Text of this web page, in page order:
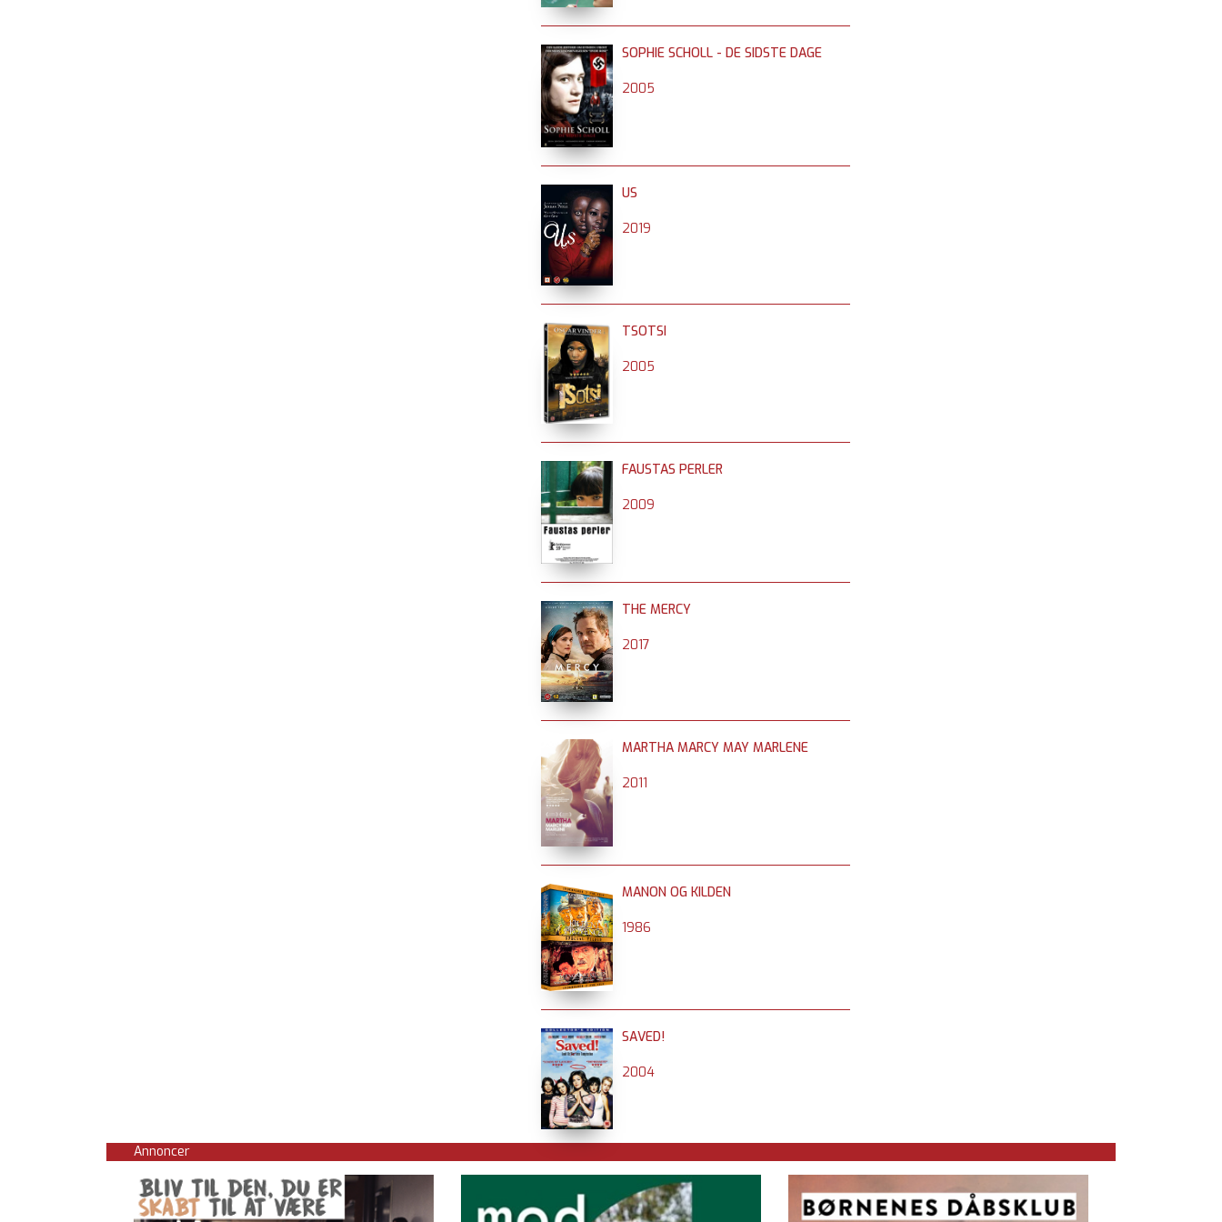
SOPHIE SCHOLL - DE SIDSTE DAGE
2005
US
2019
TSOTSI
2005
FAUSTAS PERLER
2009
THE MERCY
2017
MARTHA MARCY MAY MARLENE
2011
MANON OG KILDEN
1986
SAVED!
2004
Annoncer